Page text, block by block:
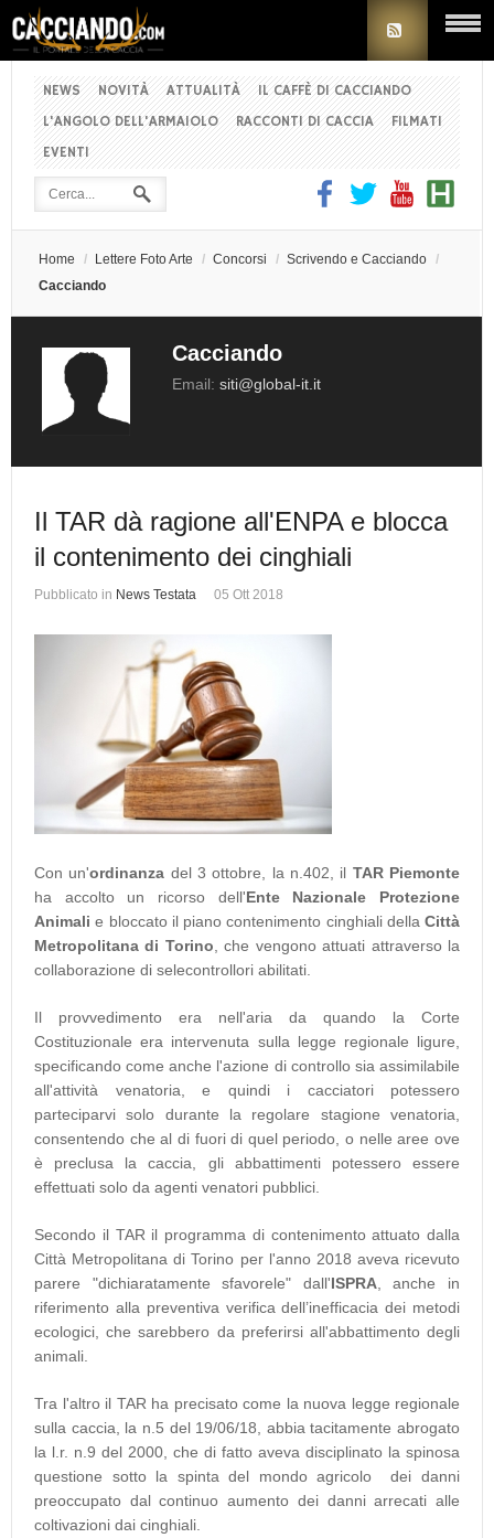
NEWS NOVITÀ ATTUALITÀ
IL CAFFÈ DI CACCIANDO
L'ANGOLO DELL'ARMAIOLO
RACCONTI DI CACCIA
FILMATI
EVENTI
Home / Lettere Foto Arte / Concorsi / Scrivendo e Cacciando /
Cacciando
Cacciando
Email: siti@global-it.it
Il TAR dà ragione all'ENPA e blocca
il contenimento dei cinghiali
Pubblicato in News Testata 05 Ott 2018
Con un'ordinanza del 3 ottobre, la n.402, il TAR Piemonte
ha accolto un ricorso dell'Ente Nazionale Protezione
Animali e bloccato il piano contenimento cinghiali della Città
Metropolitana di Torino , che vengono attuati attraverso la
collaborazione di selecontrollori abilitati.
Il provvedimento era nell'aria da quando la Corte
Costituzionale era intervenuta sulla legge regionale ligure,
specificando come anche l'azione di controllo sia assimilabile
all'attività venatoria, e quindi i cacciatori potessero
parteciparvi solo durante la regolare stagione venatoria,
consentendo che al di fuori di quel periodo, o nelle aree ove
è preclusa la caccia, gli abbattimenti potessero essere
effettuati solo da agenti venatori pubblici.
Secondo il TAR il programma di contenimento attuato dalla
Città Metropolitana di Torino per l'anno 2018 aveva ricevuto
parere "dichiaratamente sfavorele" dall'ISPRA, anche in
riferimento alla preventiva verifica dell’inefficacia dei metodi
ecologici, che sarebbero da preferirsi all'abbattimento degli
animali.
Tra l'altro il TAR ha precisato come la nuova legge regionale
sulla caccia, la n.5 del 19/06/18, abbia tacitamente abrogato
la l.r. n.9 del 2000, che di fatto aveva disciplinato la spinosa
questione sotto la spinta del mondo agricolo dei danni
preoccupato dal continuo aumento dei danni arrecati alle
coltivazioni dai cinghiali.